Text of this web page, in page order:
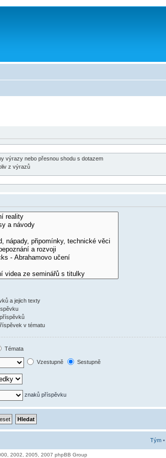
výrazy nebo přesnou shodu s dotazem
z výrazů
a jejich texty
v tématu
Témata
Vzestupně Sestupně
znaků příspěvku
Tým •
2002, 2005, 2007 phpBB Group